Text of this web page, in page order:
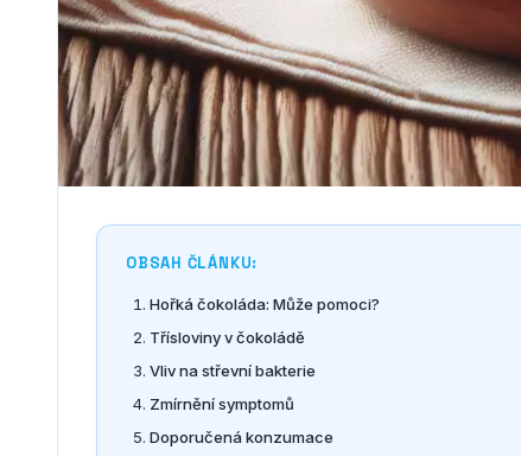
OBSAH ČLÁNKU:
Hořká čokoláda: Může pomoci?
Třísloviny v čokoládě
Vliv na střevní bakterie
Zmírnění symptomů
Doporučená konzumace